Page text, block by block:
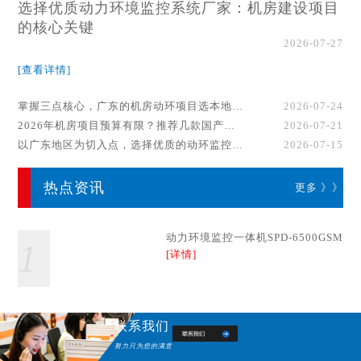
选择优质动力环境监控系统厂家：机房建设项目
的核心关键
2026-07-27
[查看详情]
掌握三点核心，广东的机房动环项目选本地厂家事半功倍！
2026-07-24
2026年机房项目预算有限？推荐几款国产动环监控系统品牌
2026-07-21
以广东地区为切入点，选择优质的动环监控系统厂家
2026-07-15
热点资讯 更多 》》
动力环境监控一体机SPD-6500GSM
[详情]
联系我们
努力只为您的满意